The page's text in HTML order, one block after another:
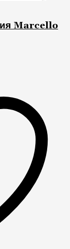
Marcello